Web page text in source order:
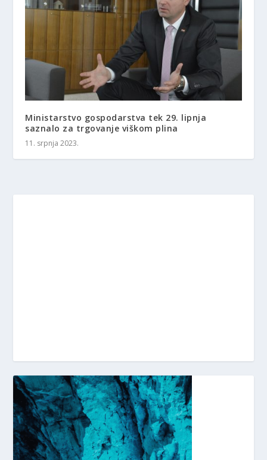
Ministarstvo gospodarstva tek 29. lipnja
saznalo za trgovanje viškom plina
11. srpnja 2023.